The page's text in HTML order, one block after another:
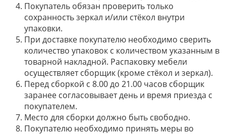
Покупатель обязан проверить только
сохранность зеркал и/или стёкол внутри
упаковки.
При доставке покупателю необходимо сверить
количество упаковок с количеством указанным в
товарной накладной. Распаковку мебели
осуществляет сборщик (кроме стёкол и зеркал).
Перед сборкой с 8.00 до 21.00 часов сборщик
заранее согласовывает день и время приезда с
покупателем.
Место для сборки должно быть свободно.
Покупателю необходимо принять меры во